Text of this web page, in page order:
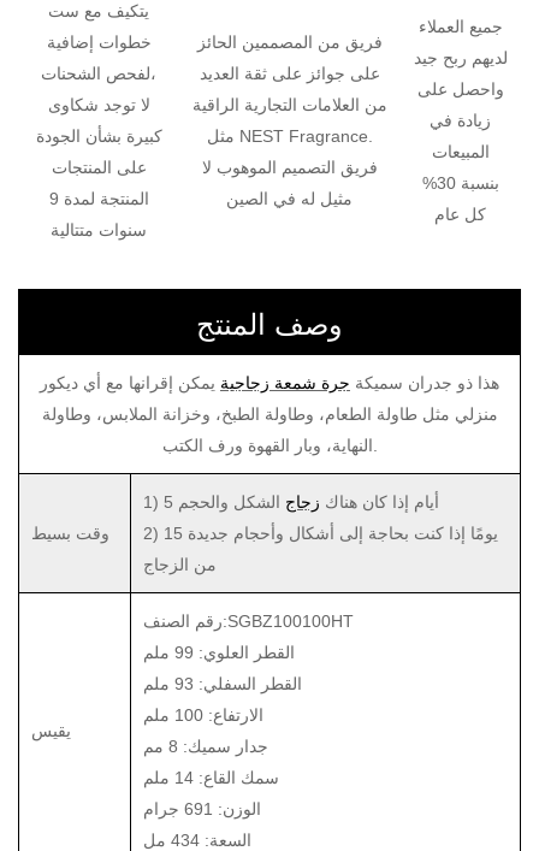
يتكيف مع ست
خطوات إضافية
لفحص الشحنات،
لا توجد شكاوى
كبيرة بشأن الجودة
على المنتجات
المنتجة لمدة 9
سنوات متتالية
فريق من المصممين الحائز
على جوائز على ثقة العديد
من العلامات التجارية الراقية
مثل NEST Fragrance.
فريق التصميم الموهوب لا
مثيل له في الصين
جميع العملاء
لديهم ربح جيد
واحصل على
زيادة في
المبيعات
بنسبة 30%
كل عام
وصف المنتج
هذا ذو جدران سميكة جرة شمعة زجاجية يمكن إقرانها مع أي ديكور
منزلي مثل طاولة الطعام، وطاولة الطبخ، وخزانة الملابس، وطاولة
وقت بسيط
1) 5 أيام إذا كان هناك زجاج الشكل والحجم
2) 15 يومًا إذا كنت بحاجة إلى أشكال وأحجام جديدة
من الزجاج
يقيس
رقم الصنف:SGBZ100100HT
القطر العلوي: 99 ملم
القطر السفلي: 93 ملم
الارتفاع: 100 ملم
جدار سميك: 8 مم
سمك القاع: 14 ملم
الوزن: 691 جرام
السعة: 434 مل